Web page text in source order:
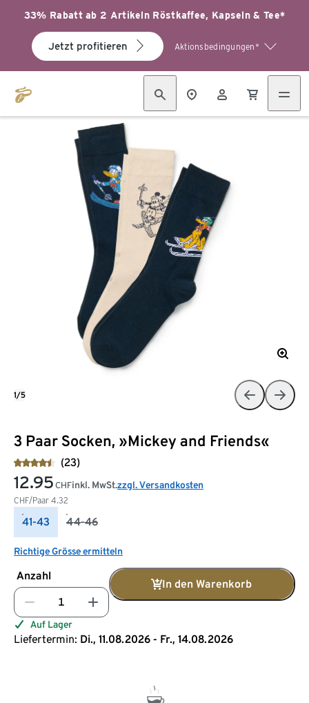
33% Rabatt ab 2 Artikeln Röstkaffee, Kapseln & Tee*
Jetzt profitieren Aktionsbedingungen*
3 Paar Socken, »Mickey and Friends«
(23)
12.95 CHF
CHF/Paar 4.32
inkl. MwSt.zzgl. Versandkosten
41-43 44-46
Richtige Grösse ermitteln
Anzahl
In den Warenkorb
Auf Lager
Liefertermin: Di., 11.08.2026 - Fr., 14.08.2026
1/5